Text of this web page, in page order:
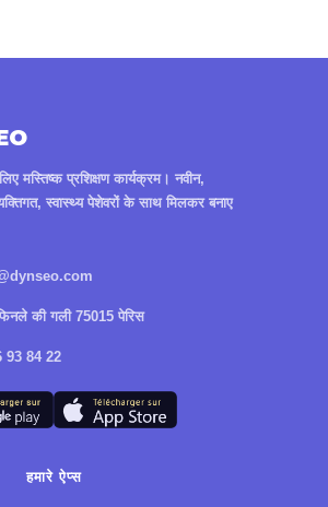
मस्तिष्क प्रशिक्षण कार्यक्रम। नवीन,
स्वास्थ्य पेशेवरों के साथ मिलकर बनाए
की गली 75015 पेरिस
93 84 22
हमारे ऐप्स